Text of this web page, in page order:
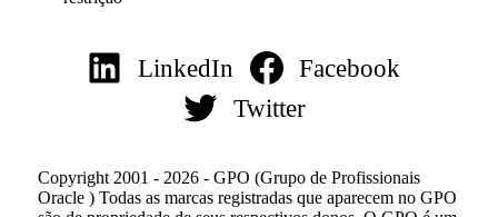
LinkedIn
Facebook
Twitter
Copyright 2001 - 2026 - GPO (Grupo de Profissionais
Oracle ) Todas as marcas registradas que aparecem no GPO